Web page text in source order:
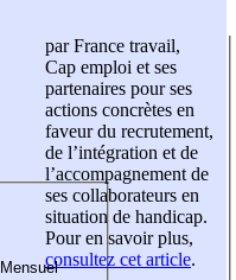
par France travail,
Cap emploi et ses
partenaires pour ses
actions concrètes en
faveur du recrutement,
de l’intégration et de
l’accompagnement de
ses collaborateurs en
situation de handicap.
Pour en savoir plus,
consultez cet article.